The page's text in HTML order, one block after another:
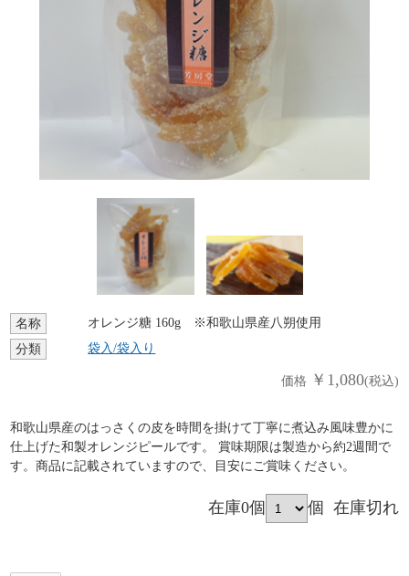
名称
オレンジ糖 160g ※和歌山県産八朔使用
分類
袋入/袋入り
価格 ￥1,080(税込)
和歌山県産のはっさくの皮を時間を掛けて丁寧に煮込み風味豊かに
仕上げた和製オレンジピールです。 賞味期限は製造から約2週間で
す。商品に記載されていますので、目安にご賞味ください。
在庫0個 個 在庫切れ